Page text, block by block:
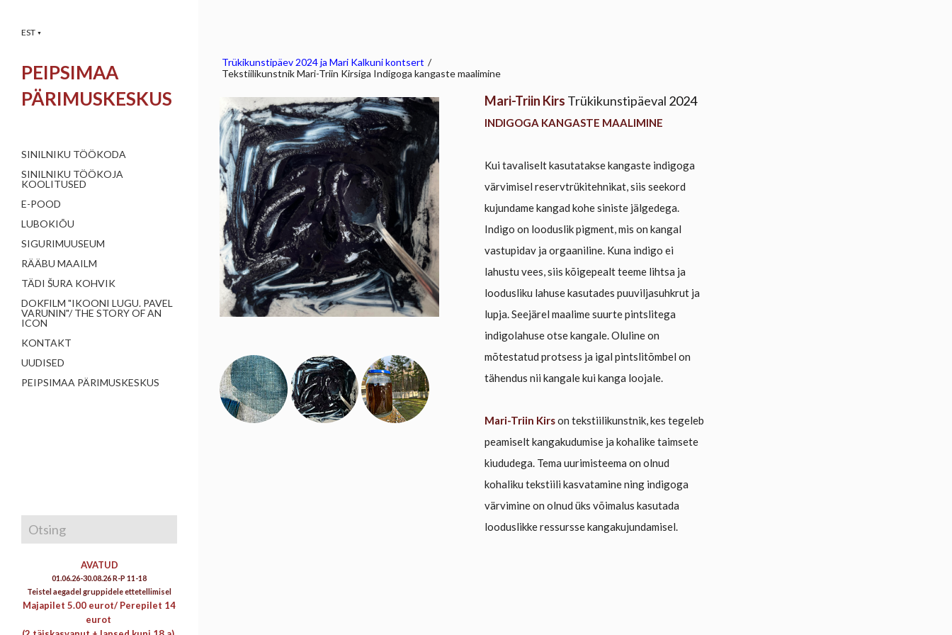
EST ▼
PEIPSIMAA
PÄRIMUSKESKUS
SINILNIKU TÖÖKODA
SINILNIKU TÖÖKOJA
KOOLITUSED
E-POOD
LUBOKIÕU
SIGURIMUUSEUM
RÄÄBU MAAILM
TÄDI ŠURA KOHVIK
DOKFILM "IKOONI LUGU. PAVEL
VARUNIN"/ THE STORY OF AN
ICON
KONTAKT
UUDISED
PEIPSIMAA PÄRIMUSKESKUS
Trükikunstipäev 2024 ja Mari Kalkuni kontsert /
Tekstiilikunstnik Mari-Triin Kirsiga Indigoga kangaste maalimine
Mari-Triin Kirs Trükikunstipäeval 2024
INDIGOGA KANGASTE MAALIMINE
Kui tavaliselt kasutatakse kangaste indigoga
värvimisel reservtrükitehnikat, siis seekord
kujundame kangad kohe siniste jälgedega.
Indigo on looduslik pigment, mis on kangal
vastupidav ja orgaaniline. Kuna indigo ei
lahustu vees, siis kõigepealt teeme lihtsa ja
loodusliku lahuse kasutades puuviljasuhkrut ja
lupja. Seejärel maalime suurte pintslitega
indigolahuse otse kangale. Oluline on
mõtestatud protsess ja igal pintslitõmbel on
tähendus nii kangale kui kanga loojale.
Mari-Triin Kirson tekstiilikunstnik, kes tegeleb
peamiselt kangakudumise ja kohalike taimsete
kiududega. Tema uurimisteema on olnud
kohaliku tekstiili kasvatamine ning indigoga
värvimine on olnud üks võimalus kasutada
looduslikke ressursse kangakujundamisel.
AVATUD
01.06.26-30.08.26 R-P 11-18
Teistel aegadel gruppidele ettetellimisel
Majapilet 5.00 eurot/ Perepilet 14
eurot